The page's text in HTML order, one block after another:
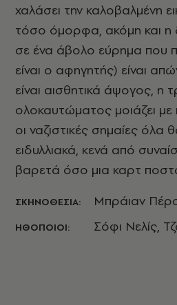
χαλάσει την καλοβαλμένη
τόσο όμορφα, ακόμη και η
σε ένα άβολο εύρημα που
είναι ο αφηγητής) είναι
είναι αισθητικά άψογος, η
ολοκαυτώματος μοιάζει
οι ναζιστικές σημαίες όλα
ειδυλλιακά, κενά από
βαρετά όσο μια καρτ
ΣΚΗΝΟΘΕΣΙΑ: Μπράιαν
ΗΘΟΠΟΙΟΙ: Σόφι Νελίς,